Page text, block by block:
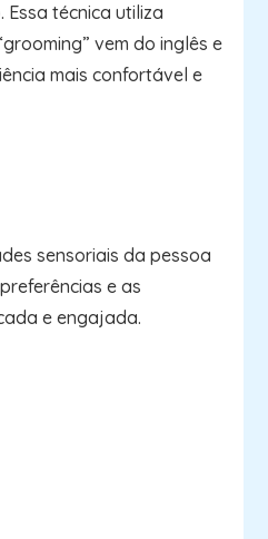
técnica utiliza
vem do inglês e
mais confortável e
sensoriais da pessoa
e as
e engajada.